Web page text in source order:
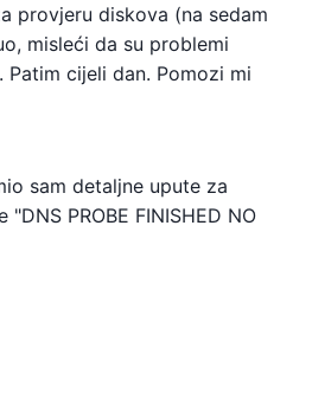
provjeru diskova (na sedam
misleći da su problemi
cijeli dan. Pomozi mi
sam detaljne upute za
PROBE FINISHED NO